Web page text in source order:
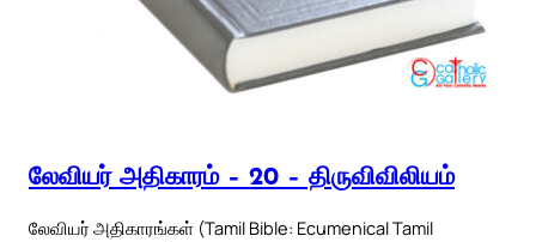
லேவியர் அதிகாரம் – 20 – திருவிவிலியம்
லேவியர் அதிகாரங்கள் (Tamil Bible: Ecumenical Tamil